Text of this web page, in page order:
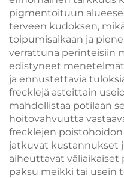
pigmentoituun
terveen kudoksen,
toipumisaikaan ja
verrattuna perinteisiin
edistyneet
ja ennustettavia
frecklejä asteittain
mahdollistaa potilaan
hoitovahvuutta
frecklejen
jatkuvat kustannukset
aiheuttavat
paksu meikki tai usein